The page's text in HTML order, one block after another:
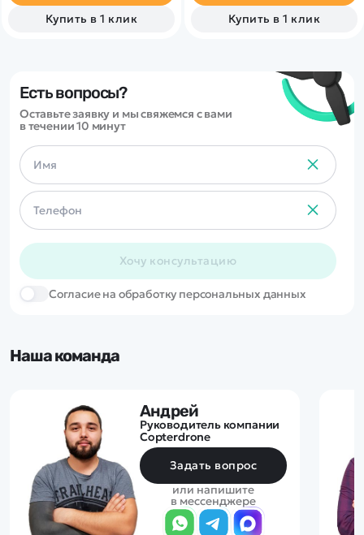
Купить в 1 клик
Купить в 1 клик
Есть вопросы?
Оставьте заявку и мы свяжемся с вами
в течении 10 минут
Хочу консультацию
Cогласие на обработку персональных данных
Наша команда
Андрей
Руководитель компании
Copterdrone
Задать вопрос
или напишите
в мессенджере